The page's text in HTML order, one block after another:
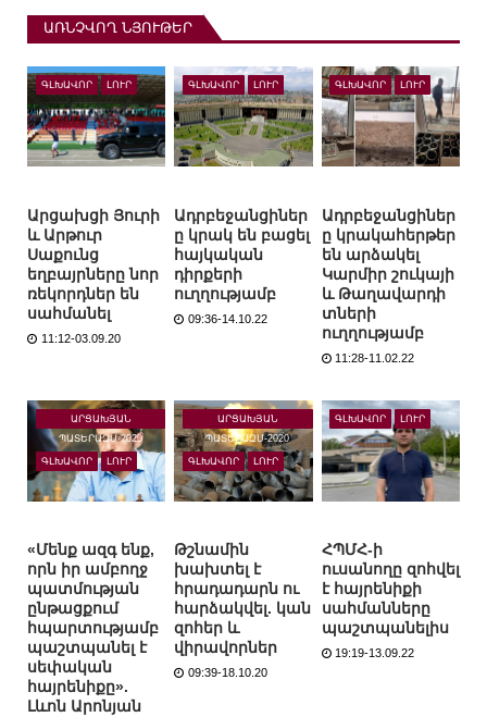
ԱՌՆՉՎՈՂ ՆՅՈՒԹԵՐ
ԳԼԽԱՎՈՐ ԼՈՒՐ
Արցախցի Յուրի
և Արթուր
Սաքունց
եղբայրները նոր
ռեկորդներ են
սահմանել
11:12-03.09.20
ԳԼԽԱՎՈՐ ԼՈՒՐ
Ադրբեջանցիներ
ը կրակ են բացել
հայկական
դիրքերի
ուղղությամբ
09:36-14.10.22
ԳԼԽԱՎՈՐ ԼՈՒՐ
Ադրբեջանցիներ
ը կրակահերթեր
են արձակել
Կարմիր շուկայի
և Թաղավարդի
տների
ուղղությամբ
11:28-11.02.22
ԱՐՑԱԽՅԱՆ
ՊԱՏԵՐԱԶՄ-2020
ԳԼԽԱՎՈՐ ԼՈՒՐ
«Մենք ազգ ենք,
որն իր ամբողջ
պատմության
ընթացքում
հպարտությամբ
պաշտպանել է
սեփական
հայրենիքը».
Լևոն Արոնյան
ԱՐՑԱԽՅԱՆ
ՊԱՏԵՐԱԶՄ-2020
ԳԼԽԱՎՈՐ ԼՈՒՐ
Թշնամին
խախտել է
հրադադարն ու
հարձակվել. կան
զոհեր և
վիրավորներ
09:39-18.10.20
ԳԼԽԱՎՈՐ ԼՈՒՐ
ՀՊՄՀ-ի
ուսանողը զոհվել
է հայրենիքի
սահմանները
պաշտպանելիս
19:19-13.09.22